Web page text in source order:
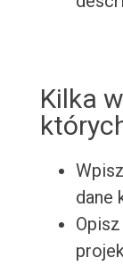
Kilka
dane